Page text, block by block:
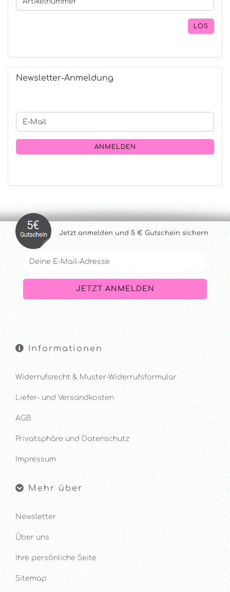
DIE
LOS
Newsletter-Anmeldung
ZUR
E-
Mail
ANMELDEN
Jetzt anmelden und 5 € Gutschein sichern
Informationen
Widerrufsrecht & Muster-Widerrufsformular
Liefer- und Versandkosten
AGB
Privatsphäre und Datenschutz
Impressum
Mehr über
Newsletter
Über uns
Ihre persönliche Seite
Sitemap